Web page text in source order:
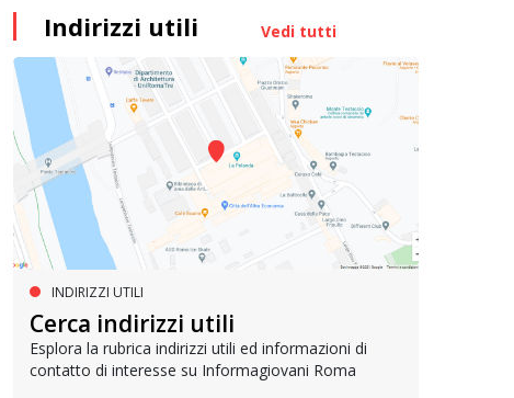
MUOVERSI A ROMA
Metrebus annuale a 50 euro per
gli under 19
Indirizzi utili Vedi tutti
INDIRIZZI UTILI
Cerca indirizzi utili
Esplora la rubrica indirizzi utili ed informazioni di
contatto di interesse su Informagiovani Roma